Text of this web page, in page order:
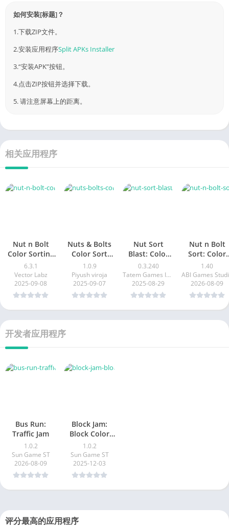
如何安装[标题]？
1.下载ZIP文件。
2.安装应用程序Split APKs Installer
3.“安装APK”按钮。
4.点击ZIP按钮并选择下载。
相关应用程序
Color Sorting
Game
6.3.1
Vector Labz
2025-09-08
Color Sort
Puzzle
1.0.9
Piyush viroja
2025-09-07
Blast: Color
Puzzle
0.3.240
2025-08-29
Sort: Color
Puzzle
1.40
ABI Games
2026-08-09
开发者应用程序
Bus Run:
Traffic Jam
1.0.2
Sun Game ST
2026-08-09
Block Color
Game
1.0.2
Sun Game ST
2025-12-03